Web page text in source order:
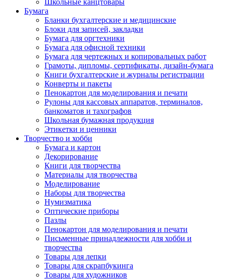
Школьные канцтовары
Бумага
Бланки бухгалтерские и медицинские
Блоки для записей, закладки
Бумага для оргтехники
Бумага для офисной техники
Бумага для чертежных и копировальных работ
Грамоты, дипломы, сертификаты, дизайн-бумага
Книги бухгалтерские и журналы регистрации
Конверты и пакеты
Пенокартон для моделирования и печати
Рулоны для кассовых аппаратов, терминалов,
банкоматов и тахографов
Школьная бумажная продукция
Этикетки и ценники
Творчество и хобби
Бумага и картон
Декорирование
Книги для творчества
Материалы для творчества
Моделирование
Наборы для творчества
Нумизматика
Оптические приборы
Пазлы
Пенокартон для моделирования и печати
Письменные принадлежности для хобби и
творчества
Товары для лепки
Товары для скрапбукинга
Товары для художников